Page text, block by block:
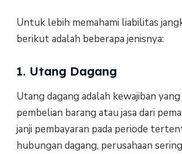
Untuk lebih memahami liabilitas
berikut adalah beberapa jenisnya:
1. Utang Dagang
Utang dagang adalah kewajiban
pembelian barang atau jasa dari
janji pembayaran pada periode
hubungan dagang, perusahaan